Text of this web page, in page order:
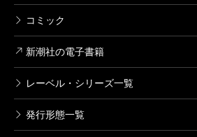
コミック
新潮社の電子書籍
レーベル・シリーズ一覧
発行形態一覧